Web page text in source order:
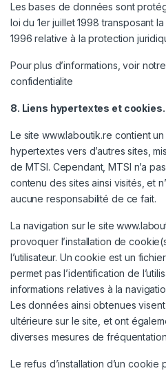
Les bases de données sont
loi du 1er juillet 1998 transposant
1996 relative à la protection
Pour plus d’informations, voir
confidentialite
8. Liens hypertextes et cookies.
Le site www.laboutik.re contient
hypertextes vers d’autres sites,
de MTSI. Cependant, MTSI n’a
contenu des sites ainsi visités, et
aucune responsabilité de ce fait.
La navigation sur le site
provoquer l’installation de
l’utilisateur. Un cookie est un
permet pas l’identification de
informations relatives à la
Les données ainsi obtenues
ultérieure sur le site, et ont
diverses mesures de
Le refus d’installation d’un cookie